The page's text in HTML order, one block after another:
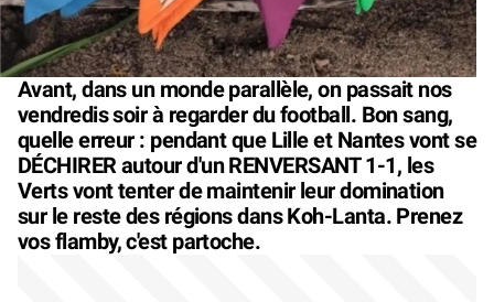
Avant, dans un monde parallèle, on passait nos
vendredis soir à regarder du football. Bon sang,
quelle erreur : pendant que Lille et Nantes vont se
DÉCHIRER autour d'un RENVERSANT 1-1, les
Verts vont tenter de maintenir leur domination
sur le reste des régions dans Koh-Lanta. Prenez
vos flamby, c'est partoche.